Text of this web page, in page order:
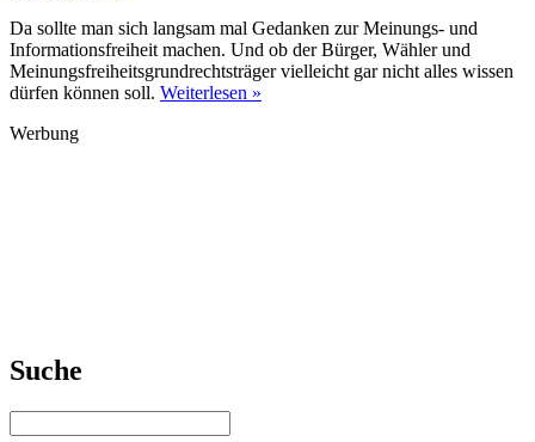
Da sollte man sich langsam mal Gedanken zur Meinungs- und
Informationsfreiheit machen. Und ob der Bürger, Wähler und
Meinungsfreiheitsgrundrechtsträger vielleicht gar nicht alles wissen
dürfen können soll. Weiterlesen »
Werbung
Suche